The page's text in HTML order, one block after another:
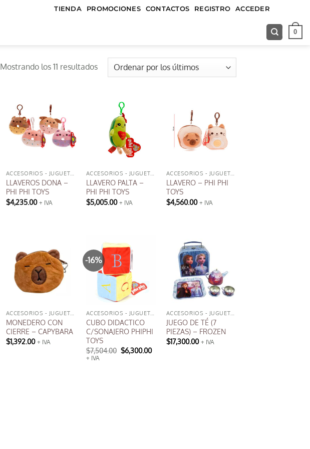
TIENDA PROMOCIONES CONTACTOS REGISTRO ACCEDER
0
Mostrando los 11 resultadosOrdenado
por
últimos
ACCESORIOS - JUGUETES
LLAVEROS DONA –
PHI PHI TOYS
$4,235.00 + IVA
ACCESORIOS - JUGUETES
LLAVERO PALTA –
PHI PHI TOYS
$5,005.00 + IVA
ACCESORIOS - JUGUETES
LLAVERO – PHI PHI
TOYS
$4,560.00 + IVA
múltiples
variantes.
opciones
se
pueden
elegir
en
la
ACCESORIOS - JUGUETES
MONEDERO CON
CIERRE – CAPYBARA
$1,392.00 + IVA
-16%
ACCESORIOS - JUGUETES
CUBO DIDACTICO
C/SONAJERO PHIPHI
TOYS
$7,504.00 El
precio
$6,300.00El
+ IVA
ACCESORIOS - JUGUETES
JUEGO DE TÉ (7
PIEZAS) – FROZEN
$17,300.00 + IVA